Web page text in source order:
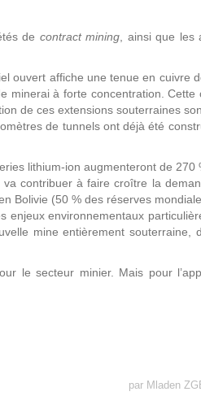
de contract mining , ainsi que les
ouvert affiche une tenue en cuivre
minerai à forte concentration. Cette
de ces extensions souterraines
de tunnels ont déjà été
lithium-ion augmenteront de 270
contribuer à faire croître la
Bolivie (50 % des réserves
enjeux environnementaux
mine entièrement souterraine,
le secteur minier. Mais pour
par Mladen